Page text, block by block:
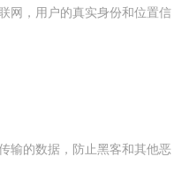
网，用户的真实身份和位置信
输的数据，防止黑客和其他恶